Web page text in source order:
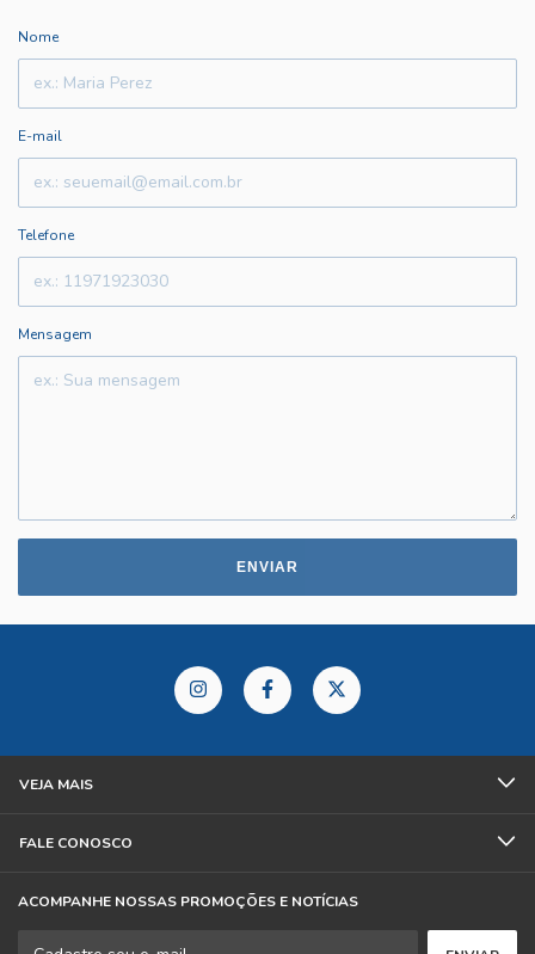
Nome
E-mail
Telefone
Mensagem
ENVIAR
VEJA MAIS
FALE CONOSCO
ACOMPANHE NOSSAS PROMOÇÕES E NOTÍCIAS